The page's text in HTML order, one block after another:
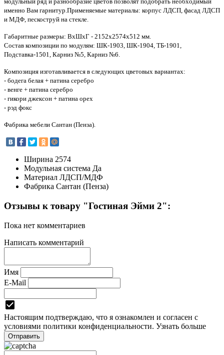
именно Вам гарнитур. Применяемые материалы: корпус ЛДСП, фасад ЛДСП
и МДФ, пескоструй на стекле.
Габаритные размеры: ВхШхГ - 2152х2574х512 мм.
Состав композиции по модулям: ШК-1903, ШК-1904, ТБ-1901,
Подставка-1501, Карниз №5, Карниз №6.
Композиция изготавливается в следующих цветовых вариантах:
- бодега белая + патина серебро
- венге + патина серебро
- гикори джексон + патина орех
- рэд фокс
Фабрика мебели Сантан (Пенза).
Ширина 2574
Модульная система Да
Материал ЛДСП/МДФ
Фабрика Сантан (Пенза)
Отзывы к товару "Гостиная Эйми 2":
Пока нет комментариев
Написать комментарий
Имя
E-Mail
Настоящим подтверждаю, что я ознакомлен и согласен с
условиями политики конфиденциальности. Узнать больше